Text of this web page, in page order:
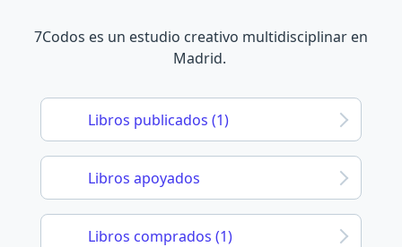
7Codos es un estudio creativo multidisciplinar en
Madrid.
Libros publicados (1)
Libros apoyados
Libros comprados (1)